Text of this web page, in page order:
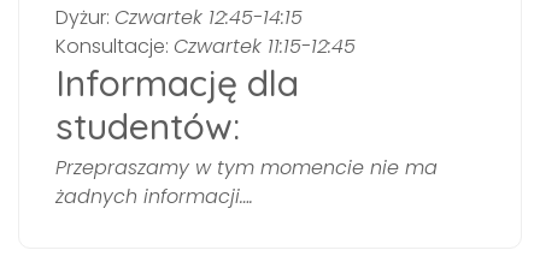
Dyżur: Czwartek 12:45-14:15
Konsultacje: Czwartek 11:15-12:45
Informację dla
studentów:
Przepraszamy w tym momencie nie ma
żadnych informacji….